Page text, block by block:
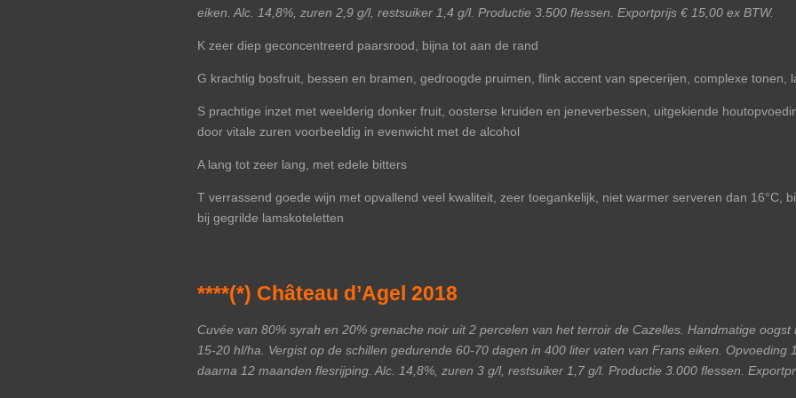
eiken. Alc. 14,8%, zuren 2,9 g/l, restsuiker 1,4 g/l. Productie 3.500 flessen. Exportprijs € 15,00 ex BTW.
K zeer diep geconcentreerd paarsrood, bijna tot aan de rand
G krachtig bosfruit, bessen en bramen, gedroogde pruimen, flink accent van specerijen, complexe tonen,
S prachtige inzet met weelderig donker fruit, oosterse kruiden en jeneverbessen, uitgekiende
door vitale zuren voorbeeldig in evenwicht met de alcohol
A lang tot zeer lang, met edele bitters
T verrassend goede wijn met opvallend veel kwaliteit, zeer toegankelijk, niet warmer serveren dan 16°C,
bij gegrilde lamskoteletten
****(*) Château d’Agel 2018
Cuvée van 80% syrah en 20% grenache noir uit 2 percelen van het terroir de Cazelles. Handmatige
15-20 hl/ha. Vergist op de schillen gedurende 60-70 dagen in 400 liter vaten van Frans eiken. Opvoeding
daarna 12 maanden flesrijping. Alc. 14,8%, zuren 3 g/l, restsuiker 1,7 g/l. Productie 3.000 flessen.